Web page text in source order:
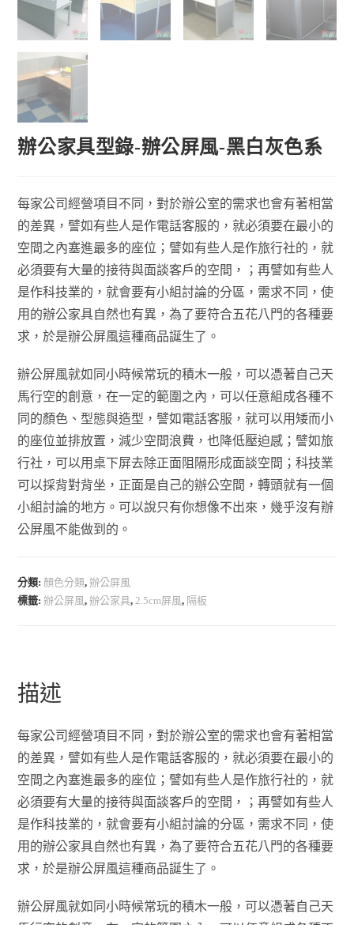
辦公家具型錄-辦公屏風-黑白灰色系
每家公司經營項目不同，對於辦公室的需求也會有著相當
的差異，譬如有些人是作電話客服的，就必須要在最小的
空間之內塞進最多的座位；譬如有些人是作旅行社的，就
必須要有大量的接待與面談客戶的空間，；再譬如有些人
是作科技業的，就會要有小組討論的分區，需求不同，使
用的辦公家具自然也有異，為了要符合五花八門的各種要
求，於是辦公屏風這種商品誕生了。
辦公屏風就如同小時候常玩的積木一般，可以憑著自己天
馬行空的創意，在一定的範圍之內，可以任意組成各種不
同的顏色、型態與造型，譬如電話客服，就可以用矮而小
的座位並排放置，減少空間浪費，也降低壓迫感；譬如旅
行社，可以用桌下屏去除正面阻隔形成面談空間；科技業
可以採背對背坐，正面是自己的辦公空間，轉頭就有一個
小組討論的地方。可以說只有你想像不出來，幾乎沒有辦
公屏風不能做到的。
分類: 顏色分類,辦公屏風
標籤:辦公屏風,辦公家具,2.5cm屏風, 隔板
描述
每家公司經營項目不同，對於辦公室的需求也會有著相當
的差異，譬如有些人是作電話客服的，就必須要在最小的
空間之內塞進最多的座位；譬如有些人是作旅行社的，就
必須要有大量的接待與面談客戶的空間，；再譬如有些人
是作科技業的，就會要有小組討論的分區，需求不同，使
用的辦公家具自然也有異，為了要符合五花八門的各種要
求，於是辦公屏風這種商品誕生了。
辦公屏風就如同小時候常玩的積木一般，可以憑著自己天